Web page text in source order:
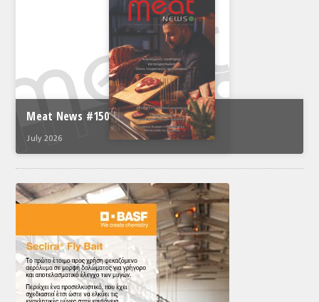
Meat News #150
July 2026